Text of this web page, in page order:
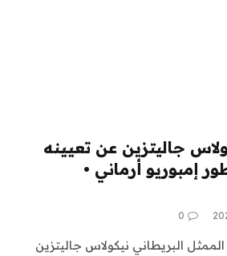
جاليتزين عن تعيينه
إمبوريو أرماني •
0
البريطاني نيكولاس جاليتزين